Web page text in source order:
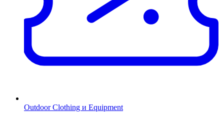
Outdoor Clothing и Equipment